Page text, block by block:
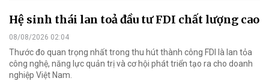
Hệ sinh thái lan toả đầu tư FDI chất lượng cao
08/08/2026 02:04
Thước đo quan trọng nhất trong thu hút thành công FDI là lan tỏa
công nghệ, năng lực quản trị và cơ hội phát triển tạo ra cho doanh
nghiệp Việt Nam.